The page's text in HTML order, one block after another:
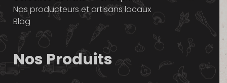
Nos producteurs et artisans locaux
Blog
Nos Produits